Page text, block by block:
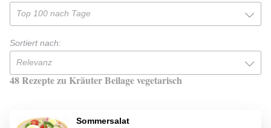
Top 100 nach Tage
Sortiert nach:
Relevanz
48 Rezepte zu Kräuter Beilage vegetarisch
Sommersalat